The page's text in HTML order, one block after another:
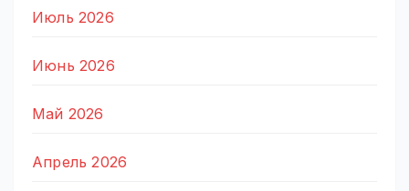
Июль 2026
Июнь 2026
Май 2026
Апрель 2026